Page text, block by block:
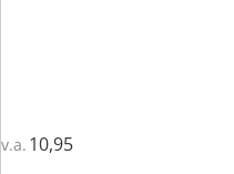
v.a. 10,95